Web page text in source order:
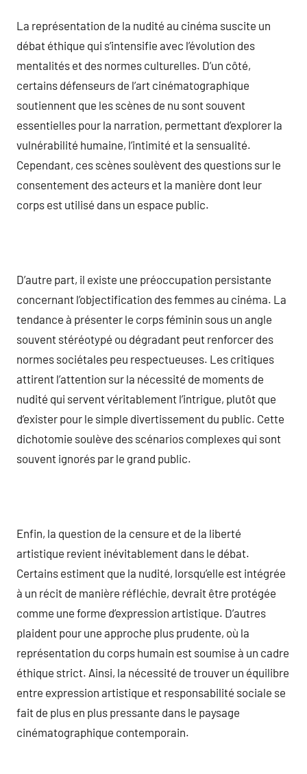
La représentation de la nudité au cinéma suscite un
débat éthique qui s’intensifie avec l’évolution des
mentalités et des normes culturelles. D’un côté,
certains défenseurs de l’art cinématographique
soutiennent que les scènes de nu sont souvent
essentielles pour la narration, permettant d’explorer la
vulnérabilité humaine, l’intimité et la sensualité.
Cependant, ces scènes soulèvent des questions sur le
consentement des acteurs et la manière dont leur
corps est utilisé dans un espace public.
D’autre part, il existe une préoccupation persistante
concernant l’objectification des femmes au cinéma. La
tendance à présenter le corps féminin sous un angle
souvent stéréotypé ou dégradant peut renforcer des
normes sociétales peu respectueuses. Les critiques
attirent l’attention sur la nécessité de moments de
nudité qui servent véritablement l’intrigue, plutôt que
d’exister pour le simple divertissement du public. Cette
dichotomie soulève des scénarios complexes qui sont
souvent ignorés par le grand public.
Enfin, la question de la censure et de la liberté
artistique revient inévitablement dans le débat.
Certains estiment que la nudité, lorsqu’elle est intégrée
à un récit de manière réfléchie, devrait être protégée
comme une forme d’expression artistique. D’autres
plaident pour une approche plus prudente, où la
représentation du corps humain est soumise à un cadre
éthique strict. Ainsi, la nécessité de trouver un équilibre
entre expression artistique et responsabilité sociale se
fait de plus en plus pressante dans le paysage
cinématographique contemporain.